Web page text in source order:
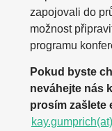
zapojovali do
možnost
programu
Pokud byste
neváhejte nás
prosím zašlete